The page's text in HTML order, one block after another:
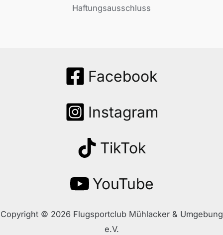
Haftungsausschluss
Facebook
Instagram
TikTok
YouTube
Copyright © 2026 Flugsportclub Mühlacker & Umgebung
e.V.